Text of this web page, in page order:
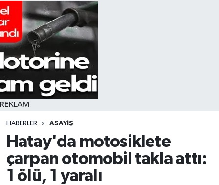
REKLAM
HABERLER ASAYIŞ
Hatay'da motosiklete
çarpan otomobil takla attı:
1 ölü, 1 yaralı